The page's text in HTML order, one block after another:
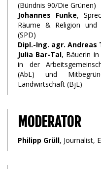
(Bündnis 90/Die Grünen)
Johannes Funke,
Räume & Religion und
(SPD)
Dipl.-Ing. agr. Andreas
Julia Bar-Tal, Bäuerin
in der
(AbL) und
Landwirtschaft (BjL)
MODERATOR
Philipp Grüll, Journalist,